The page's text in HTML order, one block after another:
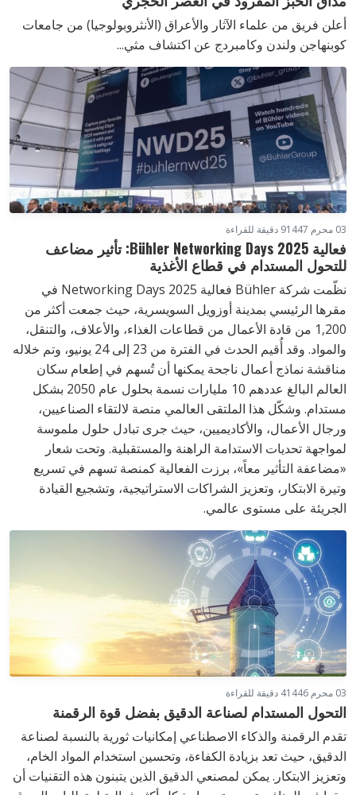
أعلن فريق من علماء الآثار والأعراق (الأنثروبولوجيا) من جامعات
كوبنهاجن ولندن وكامبردج عن اكتشاف مثي...
03 محرم 1447 9 دقيقة للقراءة
فعالية Bühler Networking Days 2025: تأثير مضاعف
للتحول المستدام في قطاع الأغذية
نظّمت شركة Bühler فعالية Networking Days 2025 في
مقرها الرئيسي بمدينة أوزويل السويسرية، حيث جمعت أكثر من
1,200 من قادة الأعمال من قطاعات الغذاء، والأعلاف، والتنقل،
والمواد. وقد أُقيم الحدث في الفترة من 23 إلى 24 يونيو، وتم خلاله
مناقشة نماذج أعمال ناجحة يمكنها أن تُسهم في إطعام سكان
العالم البالغ عددهم 10 مليارات نسمة بحلول عام 2050 بشكل
مستدام. وشكّل هذا الملتقى العالمي منصة لالتقاء الصناعيين،
ورجال الأعمال، والأكاديميين، حيث جرى تبادل حلول ملموسة
لمواجهة تحديات الاستدامة الراهنة والمستقبلية. وتحت شعار
«مضاعفة التأثير معاً»، برزت الفعالية كمنصة تسهم في تسريع
وتيرة الابتكار، وتعزيز الشراكات الاستراتيجية، وتشجيع القيادة
الجريئة على مستوى عالمي.
03 محرم 1446 4 دقيقة للقراءة
التحول المستدام لصناعة الدقيق بفضل قوة الرقمنة
تقدم الرقمنة والذكاء الاصطناعي إمكانيات ثورية بالنسبة لصناعة
الدقيق، حيث تعد بزيادة الكفاءة، وتحسين استخدام المواد الخام،
وتعزيز الابتكار. يمكن لمصنعي الدقيق الذين يتبنون هذه التقنيات أن